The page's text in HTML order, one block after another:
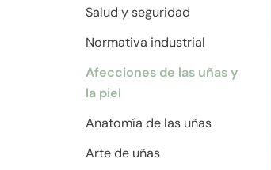
Salud y seguridad
Normativa industrial
Afecciones de las uñas y
la piel
Anatomía de las uñas
Arte de uñas